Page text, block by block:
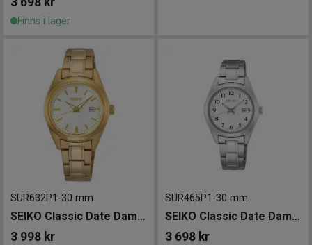
Finns i lager
SUR632P1 -30 mm
SEIKO Classic Date Damklocka 30mm
3 998 kr
SUR465P1 -30 mm
SEIKO Classic Date Damklocka 30mm
3 698 kr